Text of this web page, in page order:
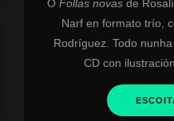
O Follas novas de
Narf en formato trío,
Rodríguez. Todo
CD con